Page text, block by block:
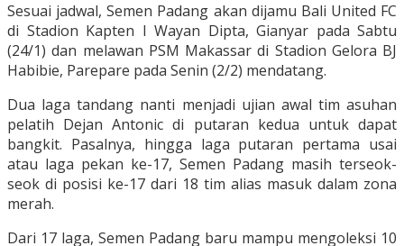
Sesuai jadwal, Semen Padang akan dijamu Bali United FC
di Stadion Kapten I Wayan Dipta, Gianyar pada Sabtu
(24/1) dan melawan PSM Makassar di Stadion Gelora BJ
Habibie, Parepare pada Senin (2/2) mendatang.
Dua laga tandang nanti menjadi ujian awal tim asuhan
pelatih Dejan Antonic di putaran kedua untuk dapat
bangkit. Pasalnya, hingga laga putaran pertama usai
atau laga pekan ke-17, Semen Padang masih terseok-
seok di posisi ke-17 dari 18 tim alias masuk dalam zona
merah.
Dari 17 laga, Semen Padang baru mampu mengoleksi 10